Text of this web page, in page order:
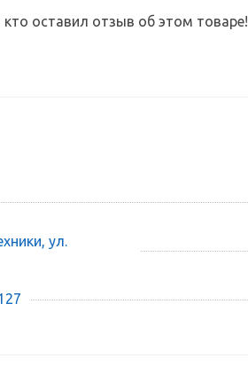
оставил отзыв об этом товаре!
ул.